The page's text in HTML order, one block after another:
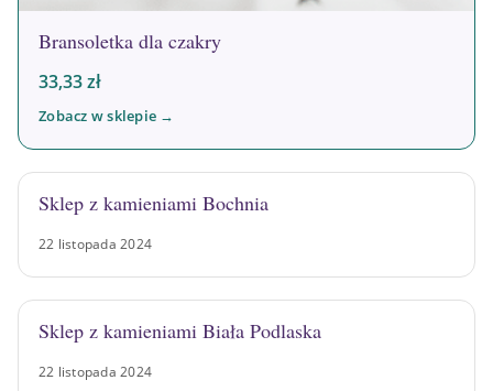
Bransoletka dla czakry
33,33zł
Zobacz w sklepie →
Sklep z kamieniami Bochnia
22 listopada 2024
Sklep z kamieniami Biała Podlaska
22 listopada 2024